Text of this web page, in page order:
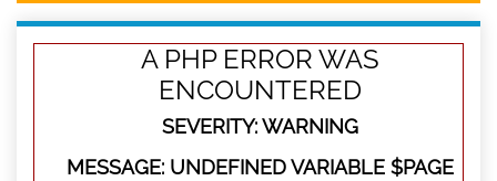
A PHP ERROR WAS
ENCOUNTERED
SEVERITY: WARNING
MESSAGE: UNDEFINED VARIABLE $PAGE